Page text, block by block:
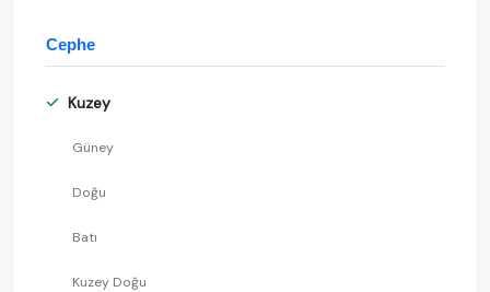
Cephe
Kuzey
Güney
Doğu
Batı
Kuzey Doğu